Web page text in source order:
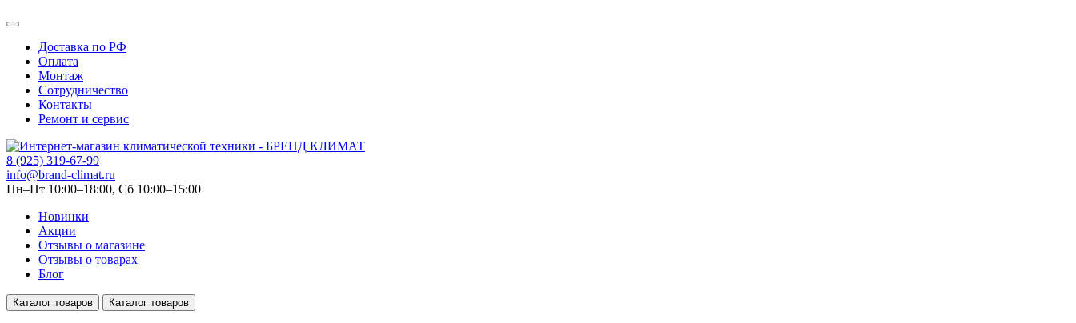
Доставка по РФ
Оплата
Монтаж
Сотрудничество
Контакты
Ремонт и сервис
8 (925) 319-67-99
info@brand-climat.ru
Пн–Пт 10:00–18:00, Сб 10:00–15:00
Новинки
Акции
Отзывы о магазине
Отзывы о товарах
Блог
Каталог товаров Каталог товаров